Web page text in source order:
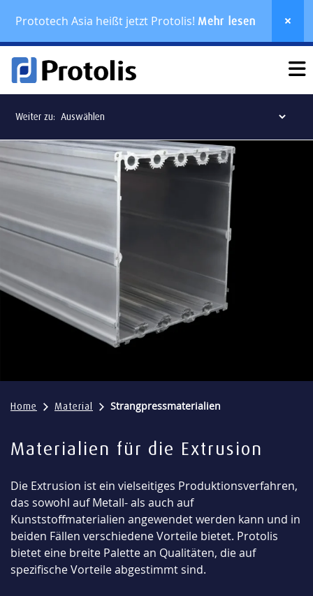
Weiter zu:
Home Material Strangpressmaterialien
Materialien für die Extrusion
Die Extrusion ist ein vielseitiges Produktionsverfahren,
das sowohl auf Metall- als auch auf
Kunststoffmaterialien angewendet werden kann und in
beiden Fällen verschiedene Vorteile bietet. Protolis
bietet eine breite Palette an Qualitäten, die auf
spezifische Vorteile abgestimmt sind.
Prototech Asia heißt jetzt Protolis! Mehr lesen